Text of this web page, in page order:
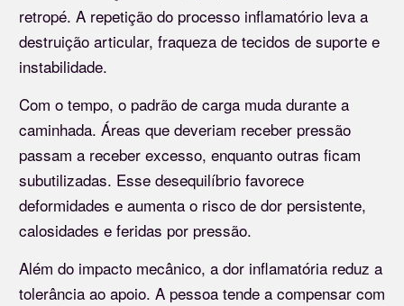
retropé. A repetição do processo inflamatório leva a
destruição articular, fraqueza de tecidos de suporte e
instabilidade.
Com o tempo, o padrão de carga muda durante a
caminhada. Áreas que deveriam receber pressão
passam a receber excesso, enquanto outras ficam
subutilizadas. Esse desequilíbrio favorece
deformidades e aumenta o risco de dor persistente,
calosidades e feridas por pressão.
Além do impacto mecânico, a dor inflamatória reduz a
tolerância ao apoio. A pessoa tende a compensar com